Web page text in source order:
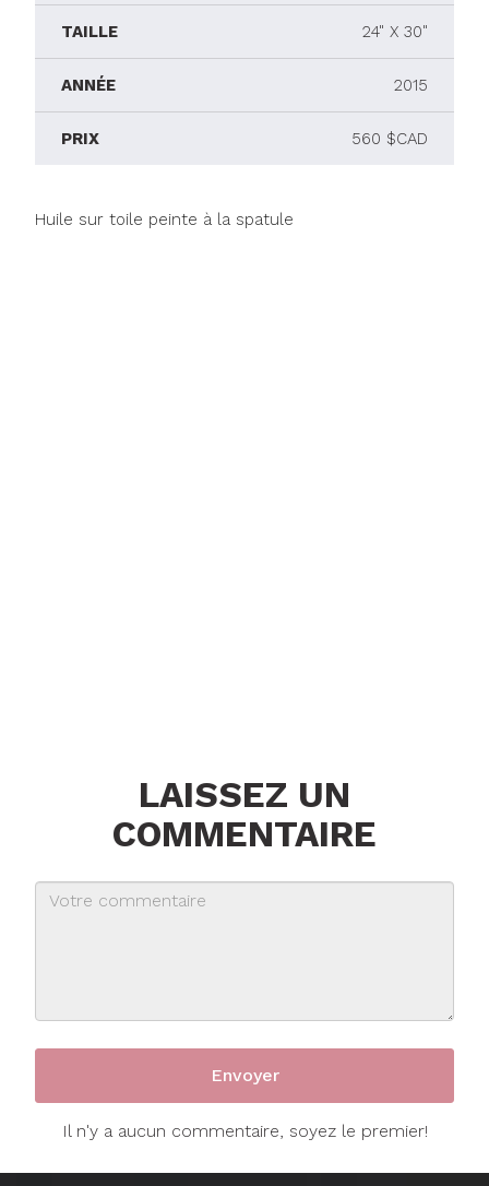
TAILLE 24" X 30"
ANNÉE 2015
PRIX 560 $CAD
Huile sur toile peinte à la spatule
LAISSEZ UN
COMMENTAIRE
Il n'y a aucun commentaire, soyez le premier!